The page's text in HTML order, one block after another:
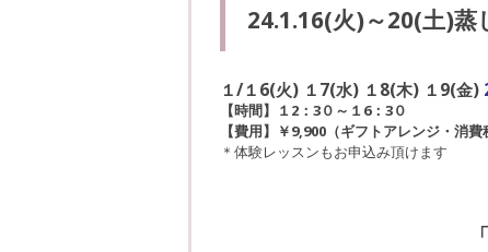
24.1.16(火)～20(土)蒸
１/１6(火) １7(水) １8(木) １9(金)
【時間】１2 ：3０～１6：3０
【費用】￥9,900 （ギフトアレンジ・消費
＊体験レッスンもお申込み頂けます
「